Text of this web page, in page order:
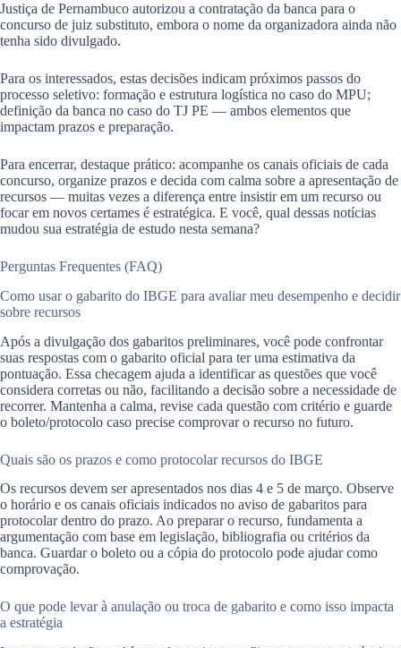
Justiça de Pernambuco autorizou a contratação da banca para o
concurso de juiz substituto, embora o nome da organizadora ainda não
tenha sido divulgado.
Para os interessados, estas decisões indicam próximos passos do
processo seletivo: formação e estrutura logística no caso do MPU;
definição da banca no caso do TJ PE — ambos elementos que
impactam prazos e preparação.
Para encerrar, destaque prático: acompanhe os canais oficiais de cada
concurso, organize prazos e decida com calma sobre a apresentação de
recursos — muitas vezes a diferença entre insistir em um recurso ou
focar em novos certames é estratégica. E você, qual dessas notícias
mudou sua estratégia de estudo nesta semana?
Perguntas Frequentes (FAQ)
Como usar o gabarito do IBGE para avaliar meu desempenho e decidir
sobre recursos
Após a divulgação dos gabaritos preliminares, você pode confrontar
suas respostas com o gabarito oficial para ter uma estimativa da
pontuação. Essa checagem ajuda a identificar as questões que você
considera corretas ou não, facilitando a decisão sobre a necessidade de
recorrer. Mantenha a calma, revise cada questão com critério e guarde
o boleto/protocolo caso precise comprovar o recurso no futuro.
Quais são os prazos e como protocolar recursos do IBGE
Os recursos devem ser apresentados nos dias 4 e 5 de março. Observe
o horário e os canais oficiais indicados no aviso de gabaritos para
protocolar dentro do prazo. Ao preparar o recurso, fundamenta a
argumentação com base em legislação, bibliografia ou critérios da
banca. Guardar o boleto ou a cópia do protocolo pode ajudar como
comprovação.
O que pode levar à anulação ou troca de gabarito e como isso impacta
a estratégia